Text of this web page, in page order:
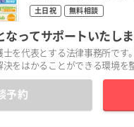
土日祝 無料相談
ってサポートいたしま
を代表とする法律事務所で
をはかることができる環境を
予約